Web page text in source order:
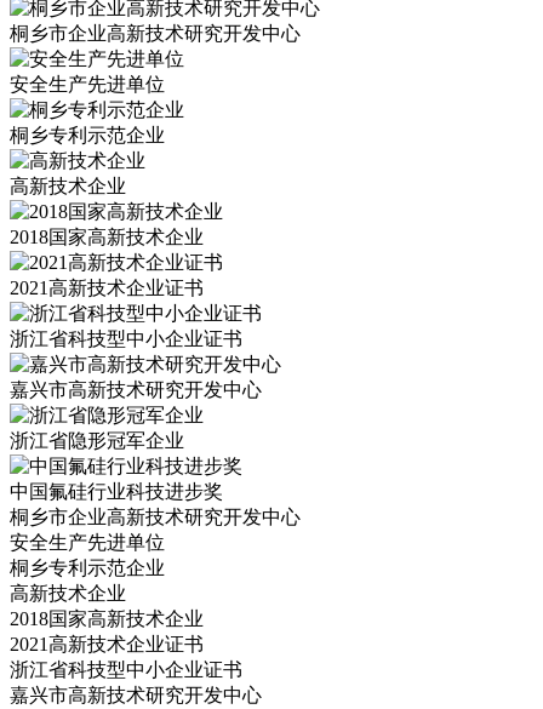
桐乡市企业高新技术研究开发中心
安全生产先进单位
桐乡专利示范企业
高新技术企业
2018国家高新技术企业
2021高新技术企业证书
浙江省科技型中小企业证书
嘉兴市高新技术研究开发中心
浙江省隐形冠军企业
中国氟硅行业科技进步奖
桐乡市企业高新技术研究开发中心
安全生产先进单位
桐乡专利示范企业
高新技术企业
2018国家高新技术企业
2021高新技术企业证书
浙江省科技型中小企业证书
嘉兴市高新技术研究开发中心